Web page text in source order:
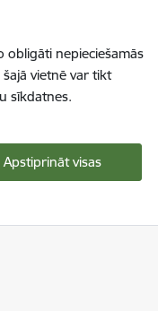
obligāti nepieciešamās
vietnē var tikt
sīkdatnes.
Apstiprināt visas